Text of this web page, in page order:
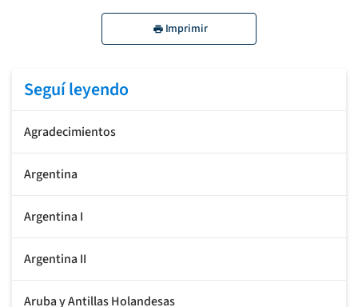
Imprimir
Seguí leyendo
Agradecimientos
Argentina
Argentina I
Argentina II
Aruba y Antillas Holandesas